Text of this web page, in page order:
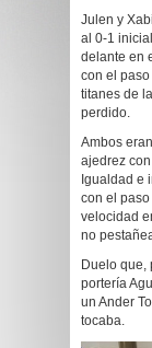
Julen y
al 0-1
delante en
con el
titanes de
perdido.
Ambos
ajedrez
Igualdad e
con el
velocidad
no
Duelo que,
portería
un Ander
tocaba.